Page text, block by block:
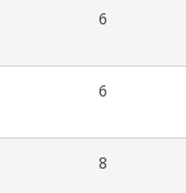
6
6
8